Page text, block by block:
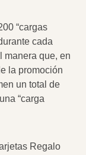
“cargas
cada
manera que, en
la promoción
un total de
“carga
Regalo